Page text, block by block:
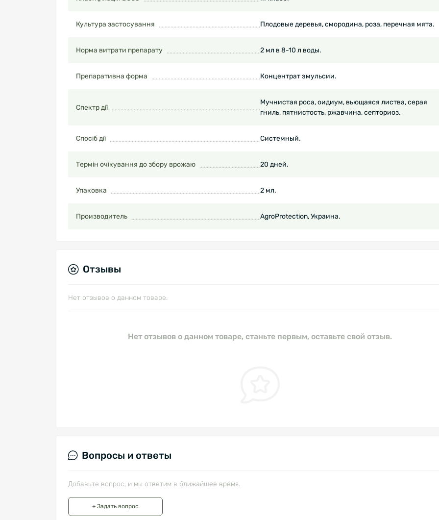
Культура застосування Плодовые деревья, смородина, роза, перечная мята.
Норма витрати препарату 2 мл в 8-10 л воды.
Препаративна форма Концентрат эмульсии.
Спектр дії
Мучнистая роса, оидиум, вьющаяся листва, серая
гниль, пятнистость, ржавчина, септориоз.
Спосіб дії Системный.
Термін очікування до збору врожаю 20 дней.
Упаковка 2 мл.
Производитель AgroProtection, Украина.
Отзывы
Нет отзывов о данном товаре.
Нет отзывов о данном товаре, станьте первым, оставьте свой отзыв.
Вопросы и ответы
Добавьте вопрос, и мы ответим в ближайшее время.
+ Задать вопрос